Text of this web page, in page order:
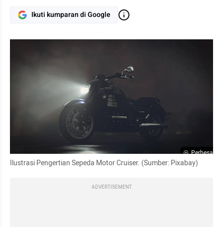
Ikuti kumparan di Google
Perbesar
Ilustrasi Pengertian Sepeda Motor Cruiser. (Sumber: Pixabay)
ADVERTISEMENT